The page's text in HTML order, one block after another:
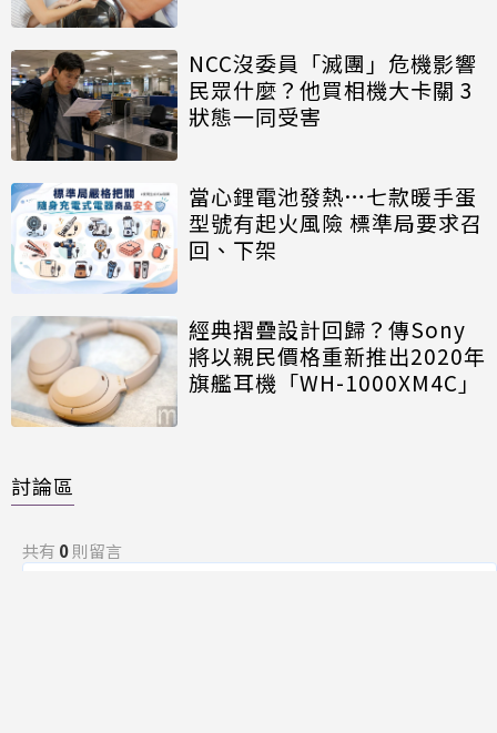
NCC沒委員「滅團」危機影響
民眾什麼？他買相機大卡關 3
狀態一同受害
當心鋰電池發熱…七款暖手蛋
型號有起火風險 標準局要求召
回、下架
經典摺疊設計回歸？傳Sony
將以親民價格重新推出2020年
旗艦耳機「WH-1000XM4C」
討論區
共有 0則留言